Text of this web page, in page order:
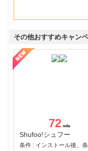
その他おすすめキャン
72
Shufoo!シュフー